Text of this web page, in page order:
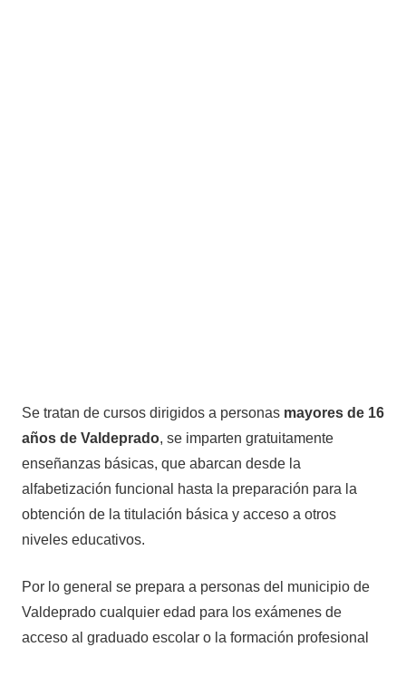
Se tratan de cursos dirigidos a personas mayores de 16
años de Valdeprado, se imparten gratuitamente
enseñanzas básicas, que abarcan desde la
alfabetización funcional hasta la preparación para la
obtención de la titulación básica y acceso a otros
niveles educativos.
Por lo general se prepara a personas del municipio de
Valdeprado cualquier edad para los exámenes de
acceso al graduado escolar o la formación profesional